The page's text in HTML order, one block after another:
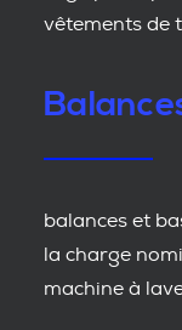
vêtements de
balances et
la charge
machine à